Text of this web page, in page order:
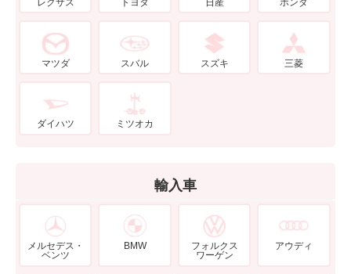
マツダ スバル スズキ 三菱
ダイハツ ミツオカ
輸入車
メルセデス・
ベンツ
BMW
フォルクス
ワーゲン
アウディ